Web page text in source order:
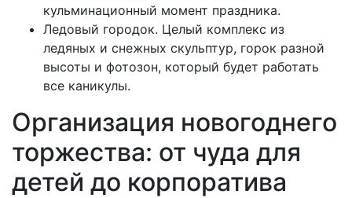
кульминационный момент праздника.
Ледовый городок. Целый комплекс из
ледяных и снежных скульптур, горок разной
высоты и фотозон, который будет работать
все каникулы.
Организация новогоднего
торжества: от чуда для
детей до корпоратива